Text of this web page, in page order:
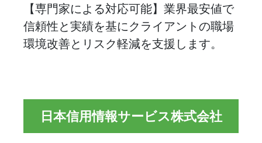
【専門家による対応可能】業界最安値で
信頼性と実績を基にクライアントの職場
環境改善とリスク軽減を支援します。
日本信用情報サービス株式会社